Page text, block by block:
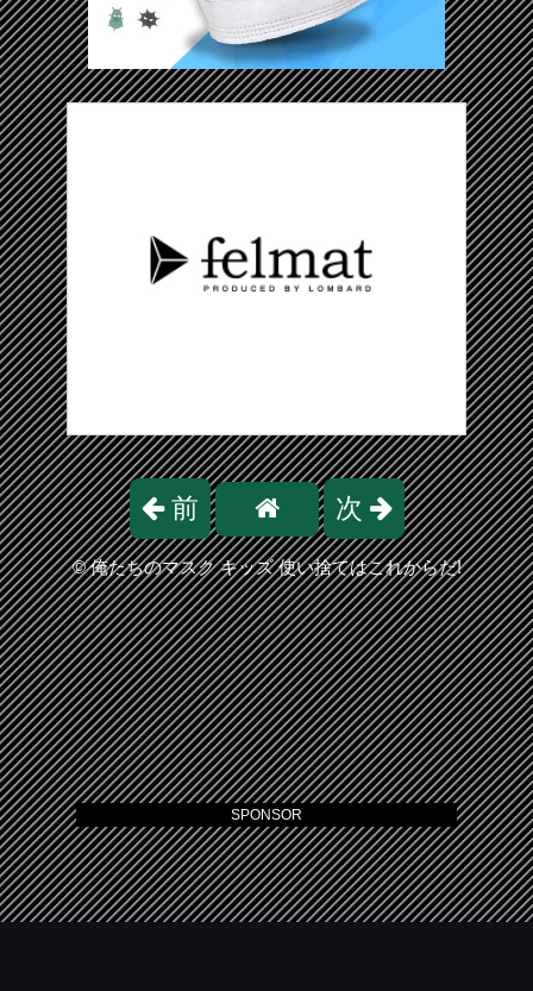
前 次
©俺たちのマスク キッズ 使い捨てはこれからだ!
SPONSOR